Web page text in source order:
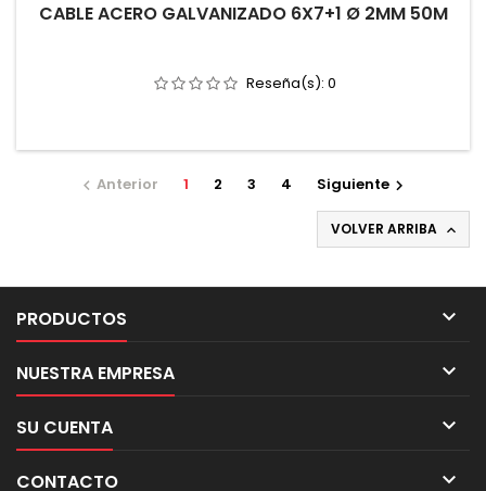
CABLE ACERO GALVANIZADO 6X7+1 Ø 2MM 50M
Reseña(s): 0
 Anterior 1 2 3 4 Siguiente 
VOLVER ARRIBA 
PRODUCTOS 
NUESTRA EMPRESA 
SU CUENTA 
CONTACTO 